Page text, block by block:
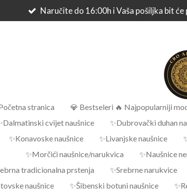
Naručite do 16:00h i Vaša pošiljka bit
stranica 💎 Bestseleri 🔥 Najpopularniji
cvijet naušnice
✨Dubrovački duhan
✨Konavoske naušnice
✨Livanjske naušnice
✨Morčići naušnice/narukvica
✨Naušnice
tradicionalna prstenja
✨Srebrne narukvice
naušnice
✨Šibenski botuni naušnice